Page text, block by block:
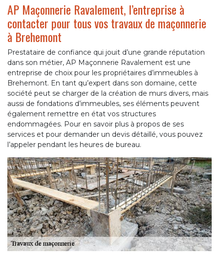
AP Maçonnerie Ravalement, l’entreprise à
contacter pour tous vos travaux de maçonnerie
à Brehemont
Prestataire de confiance qui jouit d’une grande réputation
dans son métier, AP Maçonnerie Ravalement est une
entreprise de choix pour les propriétaires d’immeubles à
Brehemont. En tant qu’expert dans son domaine, cette
société peut se charger de la création de murs divers, mais
aussi de fondations d’immeubles, ses éléments peuvent
également remettre en état vos structures
endommagées. Pour en savoir plus à propos de ses
services et pour demander un devis détaillé, vous pouvez
l’appeler pendant les heures de bureau.